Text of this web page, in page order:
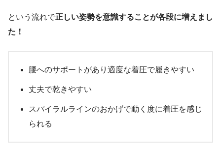
という流れで正しい姿勢を意識することが各段に増えまし
た！
腰へのサポートがあり適度な着圧で履きやすい
丈夫で乾きやすい
スパイラルラインのおかげで動く度に着圧を感じ
られる